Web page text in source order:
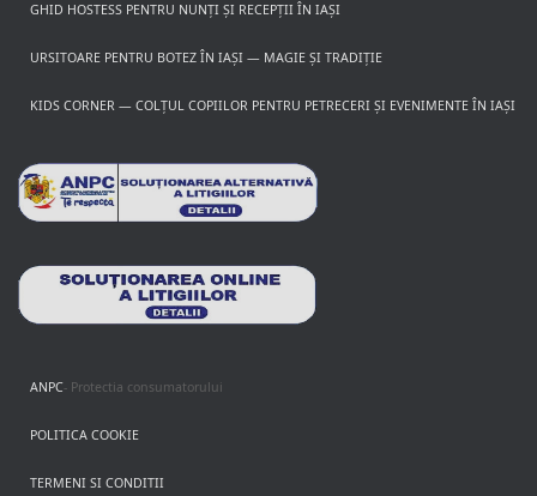
GHID HOSTESS PENTRU NUNȚI ȘI RECEPȚII ÎN IAȘI
URSITOARE PENTRU BOTEZ ÎN IAȘI — MAGIE ȘI TRADIȚIE
KIDS CORNER — COLȚUL COPIILOR PENTRU PETRECERI ȘI EVENIMENTE ÎN IAȘI
ANPC- Protectia consumatorului
POLITICA COOKIE
TERMENI SI CONDITII